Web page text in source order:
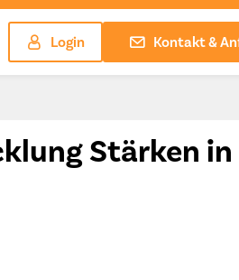
Login Kontakt &
Stärken in